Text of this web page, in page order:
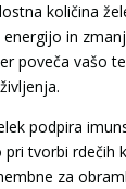
količina
in
poveča vašo
podpira
tvorbi rdečih
za